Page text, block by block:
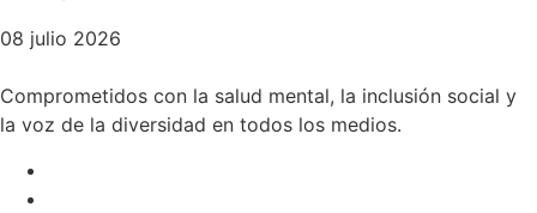
08 julio 2026
Comprometidos con la salud mental, la inclusión social y
la voz de la diversidad en todos los medios.